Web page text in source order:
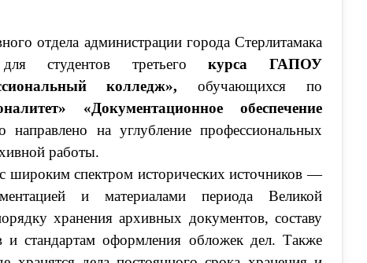
отдела администрации города Стерлитамака
для студентов третьегокурса ГАПОУ
колледж», обучающихся по
«Документационное обеспечение
на углубление профессиональных
работы.
широким спектром исторических источников —
и материалами периода Великой
хранения архивных документов, составу
стандартам оформления обложек дел. Также